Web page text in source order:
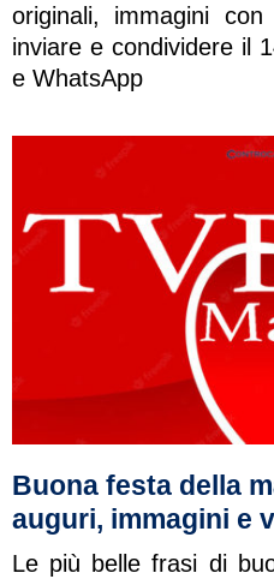
originali, immagini
inviare e condividere il
e WhatsApp
Buona festa della
auguri, immagini e
Le più belle frasi di